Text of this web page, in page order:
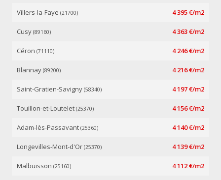
Villers-la-Faye (21700) 4 395 €/m2
Cusy (89160) 4 363 €/m2
Céron (71110) 4 246 €/m2
Blannay (89200) 4 216 €/m2
Saint-Gratien-Savigny (58340) 4 197 €/m2
Touillon-et-Loutelet (25370) 4 156 €/m2
Adam-lès-Passavant (25360) 4 140 €/m2
Longevilles-Mont-d'Or (25370) 4 139 €/m2
Malbuisson (25160) 4 112 €/m2